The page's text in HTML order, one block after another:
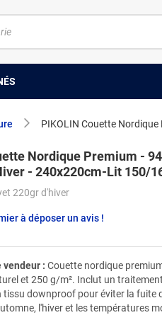
PIKOLIN Couette
Nordique Premium -
- 240x220cm-Lit 150/
220gr d'hiver
à déposer un avis !
vendeur : Couette nordique
et 250 g/m². Inclut un
tissu downproof pour éviter la fuite
l'hiver et les températures